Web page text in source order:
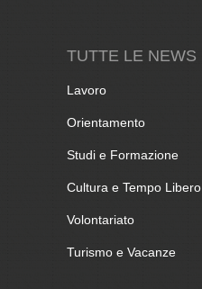
TUTTE LE NEWS
Lavoro
Orientamento
Studi e Formazione
Cultura e Tempo Libero
Volontariato
Turismo e Vacanze